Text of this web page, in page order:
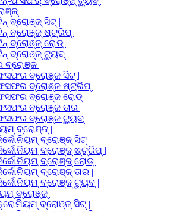
|
ବ୍ରୋଞ୍ଜ୍ ସିଟ୍ |
ବ୍ରୋଞ୍ଜ୍ ଷ୍ଟ୍ରିପ୍ |
ବ୍ରୋଞ୍ଜ୍ ରୋଡ୍ |
ବ୍ରୋଞ୍ଜ୍ ଟ୍ୟୁବ୍ |
|
ବ୍ରୋଞ୍ଜ ସିଟ୍ |
ବ୍ରୋଞ୍ଜ ଷ୍ଟ୍ରିପ୍ |
ବ୍ରୋଞ୍ଜ ରୋଡ୍ |
ବ୍ରୋଞ୍ଜ ତାର |
ବ୍ରୋଞ୍ଜ ଟ୍ୟୁବ୍ |
ବ୍ରୋଞ୍ଜ୍ |
ବ୍ରୋଞ୍ଜ୍ ସିଟ୍ |
ବ୍ରୋଞ୍ଜ୍ ଷ୍ଟ୍ରିପ୍ |
ବ୍ରୋଞ୍ଜ୍ ରୋଡ୍ |
ବ୍ରୋଞ୍ଜ୍ ତାର |
ବ୍ରୋଞ୍ଜ୍ ଟ୍ୟୁବ୍ |
ବ୍ରୋଞ୍ଜ୍ |
ବ୍ରୋଞ୍ଜ୍ ସିଟ୍ |